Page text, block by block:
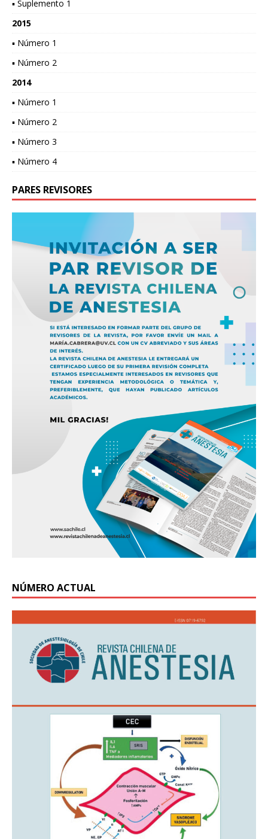
▪ Suplemento 1
2015
▪ Número 1
▪ Número 2
2014
▪ Número 1
▪ Número 2
▪ Número 3
▪ Número 4
PARES REVISORES
NÚMERO ACTUAL